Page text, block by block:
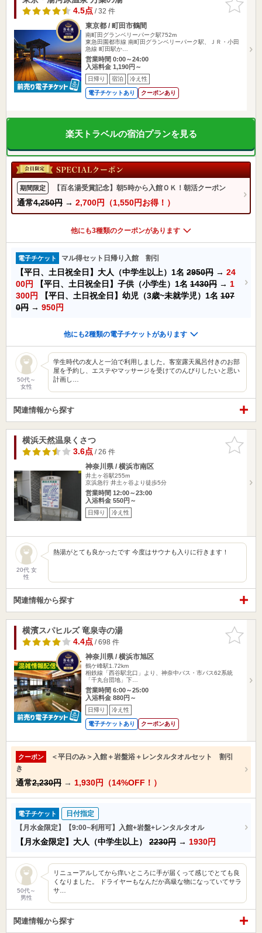
りに追加
4.5点/ 32 件
東京都 / 町田市鶴間
南町田グランベリーパーク駅752m
東急田園都市線 南町田グランベリーパーク駅、ＪＲ・小田
急線 町田駅か…
営業時間 0:00～24:00
入浴料金 1,190円～
日帰り 宿泊 冷え性
電子チケットあり クーポンあり
楽天トラベルの宿泊プランを見る
期間限定 【百名湯受賞記念】朝5時から入館ＯＫ！朝活クーポン
通常4,250円 → 2,700円（1,550円お得！）
他にも3種類のクーポンがあります
電子チケット マル得セット日帰り入館 割引
【平日、土日祝全日】大人（中学生以上）1名 2950円 → 24
00円
【平日、土日祝全日】子供（小学生）1名 1430円 → 1
300円
【平日、土日祝全日】幼児（3歳~未就学児）1名 107
0円 → 950円
他にも2種類の電子チケットがあります
50代～
女性
学生時代の友人と一泊で利用しました。客室露天風呂付きのお部
屋を予約し、エステやマッサージを受けてのんびりしたいと思い
計画し…
関連情報から探す
お気に入
りに追加
横浜天然温泉くさつ
3.6点/ 26 件
神奈川県 / 横浜市南区
井土ヶ谷駅255m
京浜急行 井土ヶ谷より徒歩5分
営業時間 12:00～23:00
入浴料金 550円～
日帰り 冷え性
20代 女
性
熱湯がとても良かったです 今度はサウナも入りに行きます！
関連情報から探す
お気に入
りに追加
横濱スパヒルズ 竜泉寺の湯
4.4点/ 698 件
神奈川県 / 横浜市旭区
鶴ケ峰駅1.72km
相鉄線「西谷駅北口」より、神奈中バス・市バス62系統
「千丸台団地」下…
営業時間 6:00～25:00
入浴料金 880円～
日帰り 冷え性
電子チケットあり クーポンあり
クーポン
＜平日のみ＞入館＋岩盤浴＋レンタルタオルセット 割引
き
通常2,230円 → 1,930円（14%OFF！）
電子チケット
日付指定
【月水金限定】【9:00~利用可】入館+岩盤+レンタルタオル
【月水金限定】大人（中学生以上） 2230円 → 1930円
50代～
男性
リニューアルしてから痒いところに手が届くって感じでとても良
くなりました。 ドライヤーもなんだか高級な物になっていてサラ
サ…
関連情報から探す